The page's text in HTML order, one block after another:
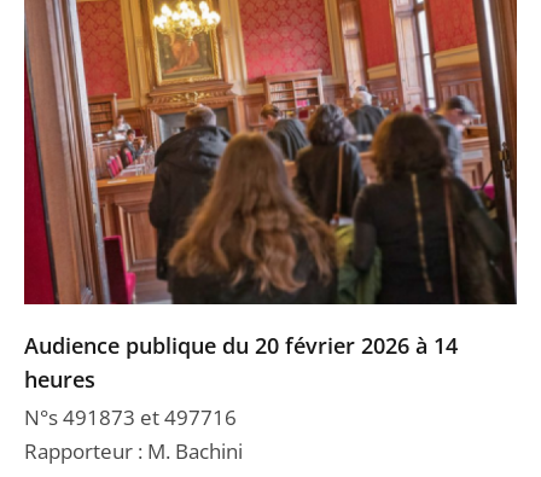
Audience publique du 20 février 2026 à 14
heures
N°s 491873 et 497716
Rapporteur : M. Bachini